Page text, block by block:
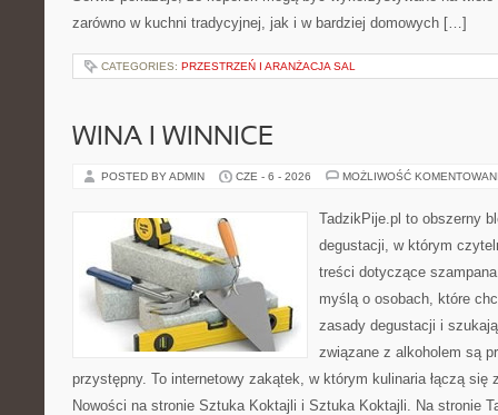
zarówno w kuchni tradycyjnej, jak i w bardziej domowych […]
CATEGORIES: PRZESTRZEŃ I ARANŻACJA SAL
WINA I WINNICE
POSTED BY ADMIN CZE - 6 - 2026 MOŻLIWOŚĆ
TadzikPije.pl to obszerny
degustacji, w którym
treści dotyczące
myślą o osobach, które
zasady degustacji i
związane z alkoholem są
przystępny. To internetowy zakątek, w którym kulinaria łączą się
Nowości na stronie Sztuka Koktajli i Sztuka Koktajli. Na stronie